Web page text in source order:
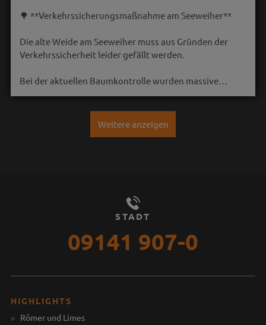
🌳 **Verkehrssicherungsmaßnahme am Seeweiher**
Die alte Weide am Seeweiher muss aus Gründen der
Verkehrssicherheit leider gefällt werden.
Bei der aktuellen Baumkontrolle wurden massive…
Weitere anzeigen
STADT
09141 907-0
HIGHLIGHTS
Römer und Limes